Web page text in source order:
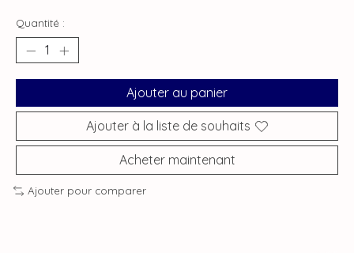
Quantité :
Ajouter au panier
Ajouter à la liste de souhaits
Acheter maintenant
Ajouter pour comparer